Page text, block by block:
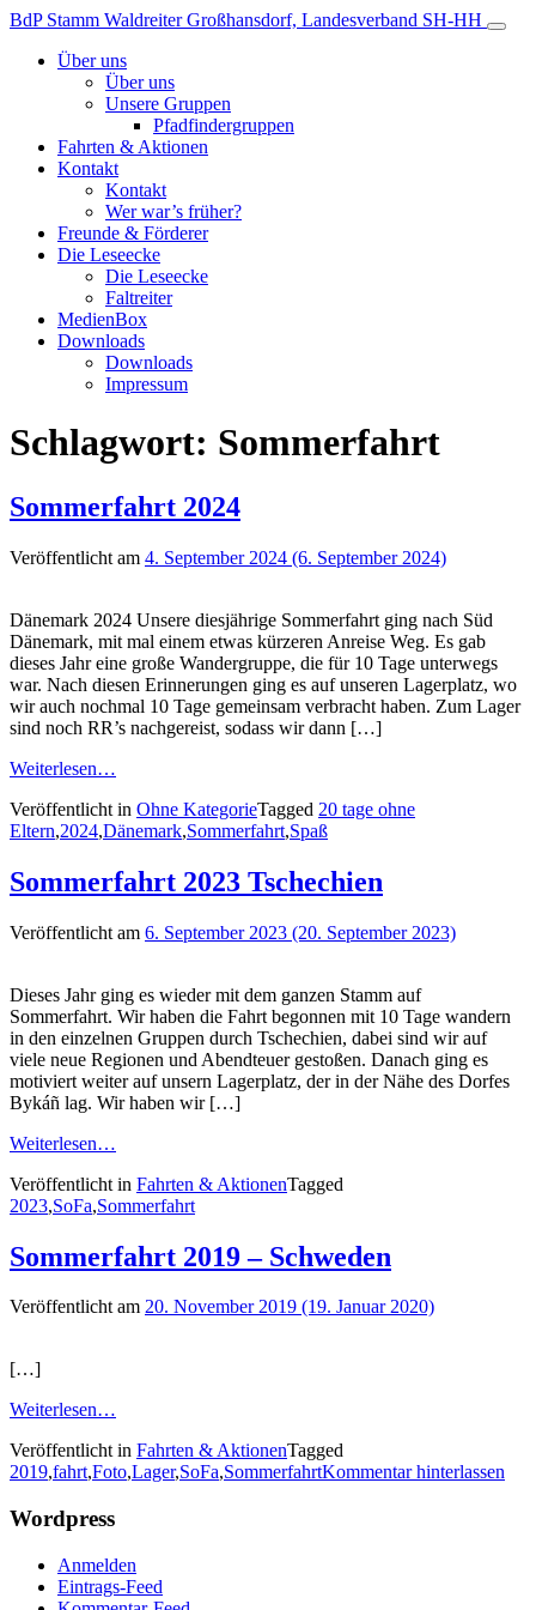
Zum
BdP Stamm Waldreiter Großhansdorf, Landesverband SH-HH
Über uns
Über uns
Unsere Gruppen
Pfadfindergruppen
Fahrten & Aktionen
Kontakt
Kontakt
Wer war’s früher?
Freunde & Förderer
Die Leseecke
Die Leseecke
Faltreiter
MedienBox
Downloads
Downloads
Impressum
Schlagwort: Sommerfahrt
Sommerfahrt 2024
Veröffentlicht am 4. September 2024 (6. September 2024)
Dänemark 2024 Unsere diesjährige Sommerfahrt ging nach Süd
Dänemark, mit mal einem etwas kürzeren Anreise Weg. Es gab
dieses Jahr eine große Wandergruppe, die für 10 Tage unterwegs
war. Nach diesen Erinnerungen ging es auf unseren Lagerplatz, wo
wir auch nochmal 10 Tage gemeinsam verbracht haben. Zum Lager
sind noch RR’s nachgereist, sodass wir dann […]
Weiterlesen…
Veröffentlicht in Ohne KategorieTagged 20 tage ohne
Eltern,2024,Dänemark,Sommerfahrt,Spaß
Sommerfahrt 2023 Tschechien
Veröffentlicht am 6. September 2023 (20. September 2023)
Dieses Jahr ging es wieder mit dem ganzen Stamm auf
Sommerfahrt. Wir haben die Fahrt begonnen mit 10 Tage wandern
in den einzelnen Gruppen durch Tschechien, dabei sind wir auf
viele neue Regionen und Abendteuer gestoßen. Danach ging es
motiviert weiter auf unsern Lagerplatz, der in der Nähe des Dorfes
Bykáñ lag. Wir haben wir […]
Weiterlesen…
Veröffentlicht in Fahrten & AktionenTagged
2023,SoFa,Sommerfahrt
Sommerfahrt 2019 – Schweden
Veröffentlicht am 20. November 2019 (19. Januar 2020)
[…]
Weiterlesen…
Veröffentlicht in Fahrten & AktionenTagged
2019,fahrt,Foto,Lager,SoFa,SommerfahrtKommentar hinterlassen
Wordpress
Anmelden
Eintrags-Feed